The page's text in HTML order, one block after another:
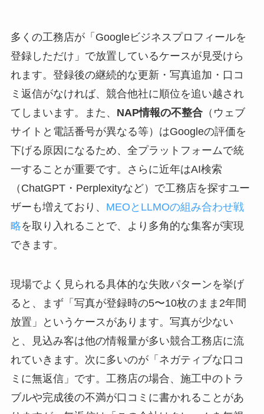
多くの工務店が「Googleビジネスプロフィールを
登録しただけ」で放置しているケースが見受けら
れます。登録後の継続的な更新・写真追加・口コ
ミ返信がなければ、競合他社に順位を追い越され
てしまいます。また、 NAP情報の不整合（ウェブ
サイトと電話番号が異なる等）はGoogleの評価を
下げる原因になるため、全プラットフォームで統
一することが重要です。さらに近年はAI検索
（ChatGPT・Perplexityなど）で工務店を探すユー
ザーも増えており、 MEOとLLMOの組み合わせ戦
略を取り入れることで、より多角的な集客が実現
できます。
現場でよく見られる具体的な失敗パターンを挙げ
ると、まず「写真が登録時の5〜10枚のまま2年間
放置」というケースがあります。写真が少ない
と、見込み客は他の情報量が多い競合工務店に流
れていきます。次に多いのが「ネガティブな口コ
ミに無返信」です。工務店の場合、施工中のトラ
ブルや完成後の不満が口コミに書かれることがあ